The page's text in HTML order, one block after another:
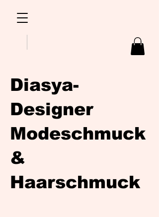
Diasya-
Designer
Modeschmuck
&
Haarschmuck